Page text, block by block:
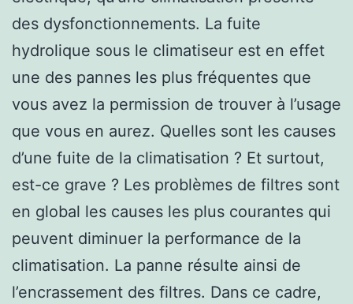
des dysfonctionnements. La fuite
hydrolique sous le climatiseur est en effet
une des pannes les plus fréquentes que
vous avez la permission de trouver à l’usage
que vous en aurez. Quelles sont les causes
d’une fuite de la climatisation ? Et surtout,
est-ce grave ? Les problèmes de filtres sont
en global les causes les plus courantes qui
peuvent diminuer la performance de la
climatisation. La panne résulte ainsi de
l’encrassement des filtres. Dans ce cadre,